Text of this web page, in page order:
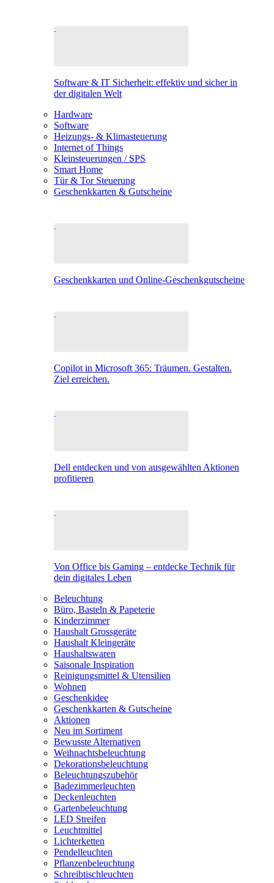
Software & IT Sicherheit: effektiv und sicher in
der digitalen Welt
Hardware
Software
Heizungs- & Klimasteuerung
Internet of Things
Kleinsteuerungen / SPS
Smart Home
Tür & Tor Steuerung
Geschenkkarten & Gutscheine
Geschenkkarten und Online-Geschenkgutscheine
Copilot in Microsoft 365: Träumen. Gestalten.
Ziel erreichen.
Dell entdecken und von ausgewählten Aktionen
profitieren
Von Office bis Gaming – entdecke Technik für
dein digitales Leben
Beleuchtung
Büro, Basteln & Papeterie
Kinderzimmer
Haushalt Grossgeräte
Haushalt Kleingeräte
Haushaltswaren
Saisonale Inspiration
Reinigungsmittel & Utensilien
Wohnen
Geschenkidee
Geschenkkarten & Gutscheine
Aktionen
Neu im Sortiment
Bewusste Alternativen
Weihnachtsbeleuchtung
Dekorationsbeleuchtung
Beleuchtungszubehör
Badezimmerleuchten
Deckenleuchten
Gartenbeleuchtung
LED Streifen
Leuchtmittel
Lichterketten
Pendelleuchten
Pflanzenbeleuchtung
Schreibtischleuchten